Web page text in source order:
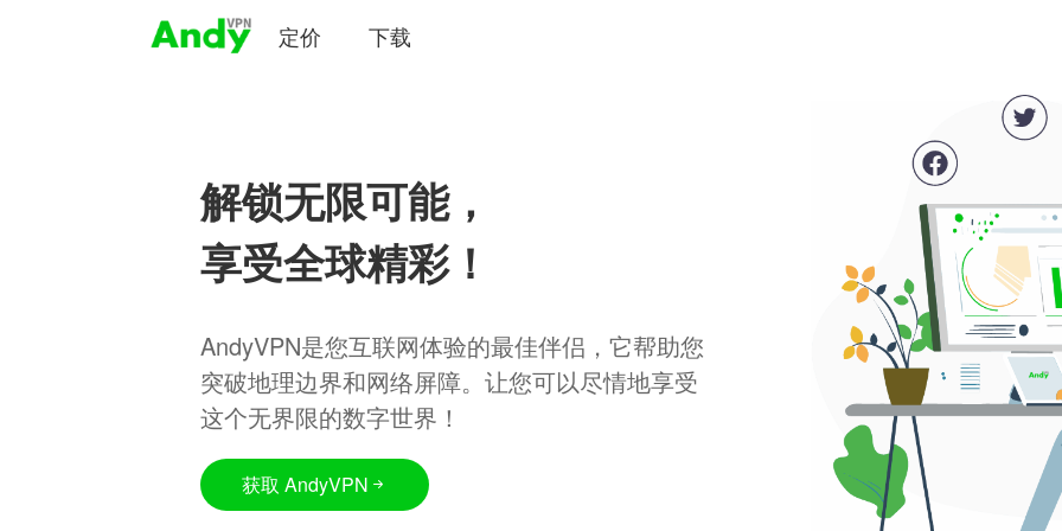
定价 下载
解锁无限可能，
享受全球精彩！
AndyVPN是您互联网体验的最佳伴侣，它帮助您
突破地理边界和网络屏障。让您可以尽情地享受
这个无界限的数字世界！
获取 AndyVPN